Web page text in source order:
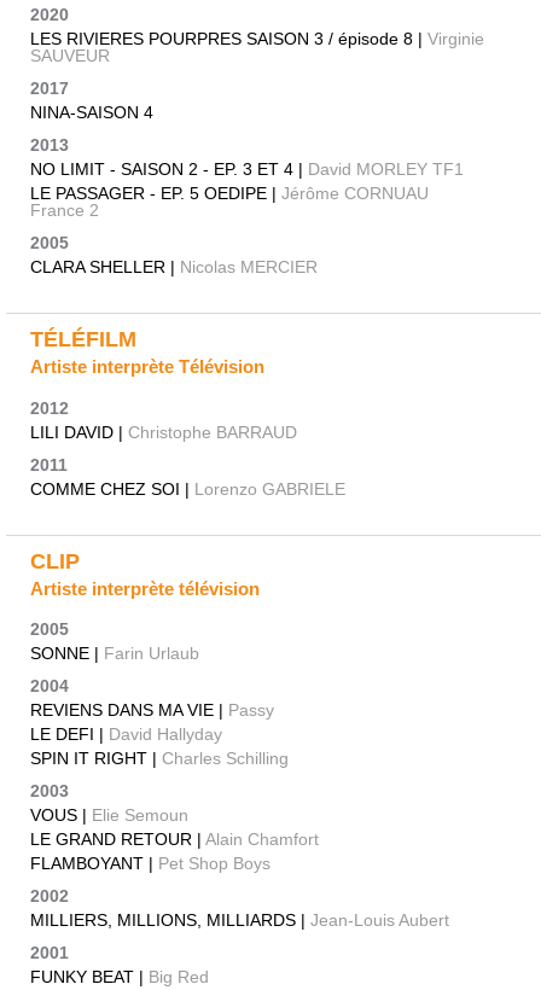
2020
LES RIVIERES POURPRES SAISON 3 / épisode 8 | Virginie
SAUVEUR
2017
NINA-SAISON 4
2013
NO LIMIT - SAISON 2 - EP. 3 ET 4 | David MORLEY TF1
LE PASSAGER - EP. 5 OEDIPE | Jérôme CORNUAU
France 2
2005
CLARA SHELLER | Nicolas MERCIER
TÉLÉFILM
Artiste interprète Télévision
2012
LILI DAVID | Christophe BARRAUD
2011
COMME CHEZ SOI | Lorenzo GABRIELE
CLIP
Artiste interprète télévision
2005
SONNE | Farin Urlaub
2004
REVIENS DANS MA VIE | Passy
LE DEFI | David Hallyday
SPIN IT RIGHT | Charles Schilling
2003
VOUS | Elie Semoun
LE GRAND RETOUR | Alain Chamfort
FLAMBOYANT | Pet Shop Boys
2002
MILLIERS, MILLIONS, MILLIARDS | Jean-Louis Aubert
2001
FUNKY BEAT | Big Red